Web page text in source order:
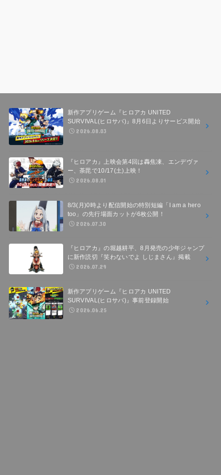
新作アプリゲーム『ヒロアカ UNITED
SURVIVAL(ヒロサバ)』8月6日よりサービス開始
2026.08.03
『ヒロアカ』上映会第4回は轟焦凍、エンデヴァ
ー、荼毘で10/17(土)上映！
2026.08.01
8/3(月)0時より配信開始の特別短編「I am a hero
too」の先行場面カットが6枚公開！
2026.07.30
『ヒロアカ』の堀越耕平、8月発売の少年ジャンプ
に新作読切『笑わないでよ しじまさん』掲載
2026.07.29
新作アプリゲーム『ヒロアカ UNITED
SURVIVAL(ヒロサバ)』事前登録開始
2026.06.25